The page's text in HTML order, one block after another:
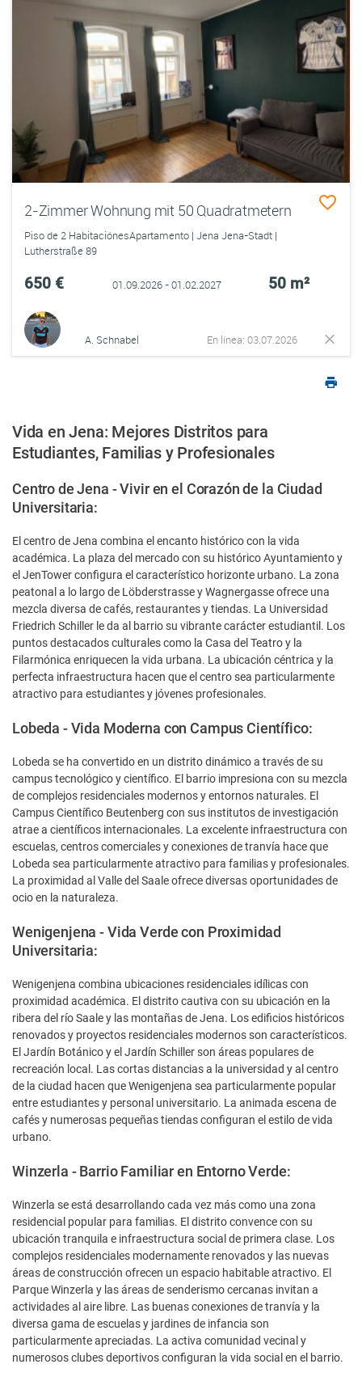
2-Zimmer Wohnung mit 50 Quadratmetern
Piso de 2 HabitaciónesApartamento | Jena Jena-Stadt |
Lutherstraße 89
650 € 01.09.2026 - 01.02.2027 50 m²
A. Schnabel En línea: 03.07.2026
Vida en Jena: Mejores Distritos para
Estudiantes, Familias y Profesionales
Centro de Jena - Vivir en el Corazón de la Ciudad
Universitaria:
El centro de Jena combina el encanto histórico con la vida
académica. La plaza del mercado con su histórico Ayuntamiento y
el JenTower configura el característico horizonte urbano. La zona
peatonal a lo largo de Löbderstrasse y Wagnergasse ofrece una
mezcla diversa de cafés, restaurantes y tiendas. La Universidad
Friedrich Schiller le da al barrio su vibrante carácter estudiantil. Los
puntos destacados culturales como la Casa del Teatro y la
Filarmónica enriquecen la vida urbana. La ubicación céntrica y la
perfecta infraestructura hacen que el centro sea particularmente
atractivo para estudiantes y jóvenes profesionales.
Lobeda - Vida Moderna con Campus Científico:
Lobeda se ha convertido en un distrito dinámico a través de su
campus tecnológico y científico. El barrio impresiona con su mezcla
de complejos residenciales modernos y entornos naturales. El
Campus Científico Beutenberg con sus institutos de investigación
atrae a científicos internacionales. La excelente infraestructura con
escuelas, centros comerciales y conexiones de tranvía hace que
Lobeda sea particularmente atractivo para familias y profesionales.
La proximidad al Valle del Saale ofrece diversas oportunidades de
ocio en la naturaleza.
Wenigenjena - Vida Verde con Proximidad
Universitaria:
Wenigenjena combina ubicaciones residenciales idílicas con
proximidad académica. El distrito cautiva con su ubicación en la
ribera del río Saale y las montañas de Jena. Los edificios históricos
renovados y proyectos residenciales modernos son característicos.
El Jardín Botánico y el Jardín Schiller son áreas populares de
recreación local. Las cortas distancias a la universidad y al centro
de la ciudad hacen que Wenigenjena sea particularmente popular
entre estudiantes y personal universitario. La animada escena de
cafés y numerosas pequeñas tiendas configuran el estilo de vida
urbano.
Winzerla - Barrio Familiar en Entorno Verde:
Winzerla se está desarrollando cada vez más como una zona
residencial popular para familias. El distrito convence con su
ubicación tranquila e infraestructura social de primera clase. Los
complejos residenciales modernamente renovados y las nuevas
áreas de construcción ofrecen un espacio habitable atractivo. El
Parque Winzerla y las áreas de senderismo cercanas invitan a
actividades al aire libre. Las buenas conexiones de tranvía y la
diversa gama de escuelas y jardines de infancia son
particularmente apreciadas. La activa comunidad vecinal y
numerosos clubes deportivos configuran la vida social en el barrio.